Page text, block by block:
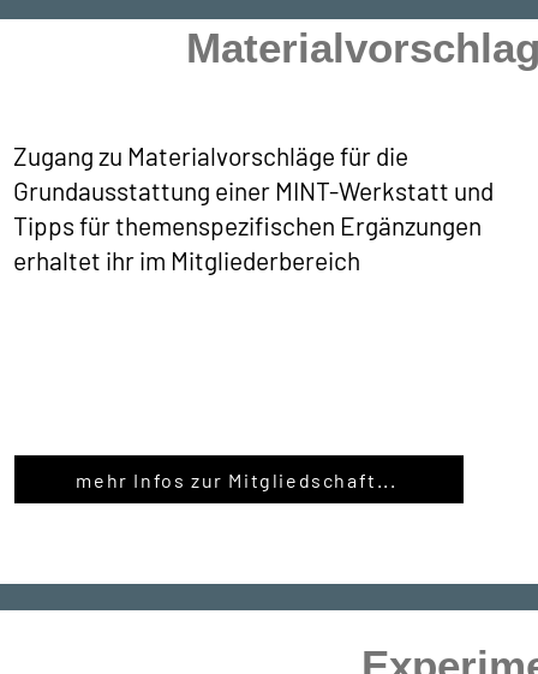
Zugang zu Materialvorschläge für die
Grundausstattung einer MINT-Werkstatt und
Tipps für themenspezifischen Ergänzungen
erhaltet ihr im Mitgliederbereich
mehr Infos zur Mitgliedschaft...